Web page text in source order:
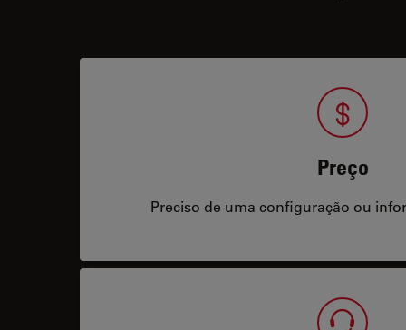
Preço
Preciso de uma configuração ou